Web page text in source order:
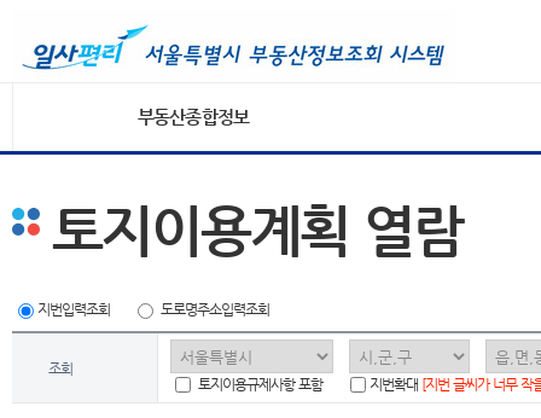
부동산종합정보
토지이용계획 열람
지번입력조회 도로명주소입력조회
조회
토지이용규제사항 포함
지번확대 [지번 글씨가 너무 작